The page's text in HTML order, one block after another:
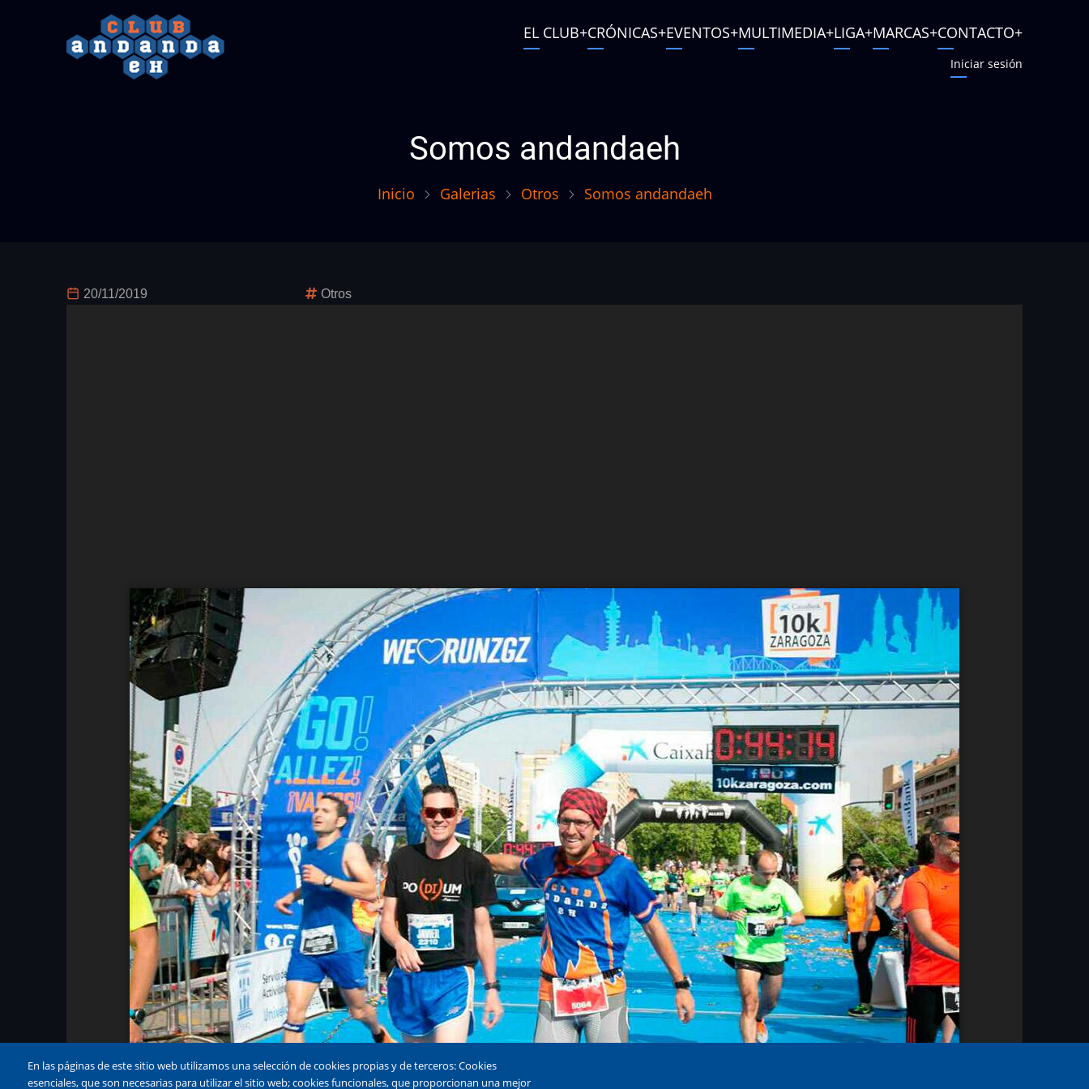
contenido
Main
EL CLUB CRÓNICAS EVENTOS MULTIMEDIA LIGA MARCAS CONTACTO
Iniciar sesión
Somos andandaeh
Inicio Galerias Otros Somos andandaeh
En las páginas de este sitio web utilizamos una selección de cookies propias y de terceros: Cookies
esenciales, que son necesarias para utilizar el sitio web; cookies funcionales, que proporcionan una mejor
20/11/2019 Otros